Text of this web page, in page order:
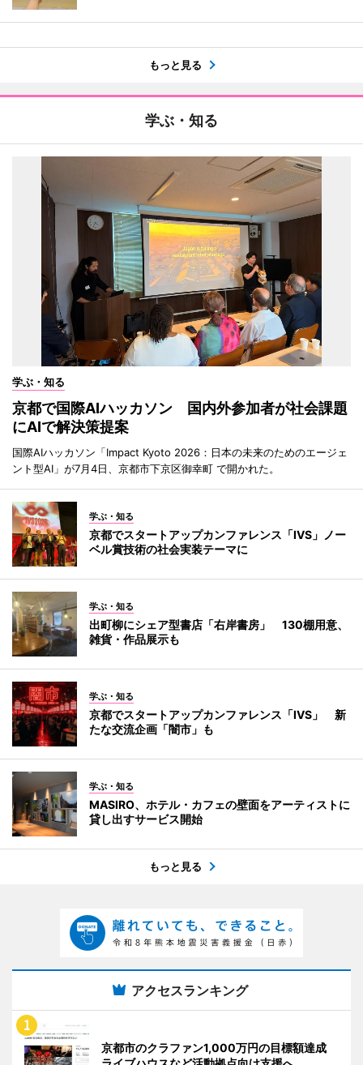
もっと見る
学ぶ・知る
学ぶ・知る
京都で国際AIハッカソン 国内外参加者が社会課題
にAIで解決策提案
国際AIハッカソン「Impact Kyoto 2026：日本の未来のためのエージェ
ント型AI」が7月4日、京都市下京区御幸町 で開かれた。
学ぶ・知る
京都でスタートアップカンファレンス「IVS」ノー
ベル賞技術の社会実装テーマに
学ぶ・知る
出町柳にシェア型書店「右岸書房」 130棚用意、
雑貨・作品展示も
学ぶ・知る
京都でスタートアップカンファレンス「IVS」 新
たな交流企画「闇市」も
学ぶ・知る
MASIRO、ホテル・カフェの壁面をアーティストに
貸し出すサービス開始
もっと見る
アクセスランキング
京都市のクラファン1,000万円の目標額達成